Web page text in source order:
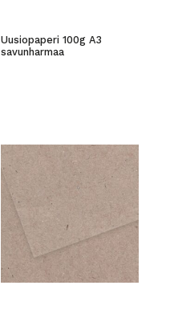
Uusiopaperi 100g A3
savunharmaa